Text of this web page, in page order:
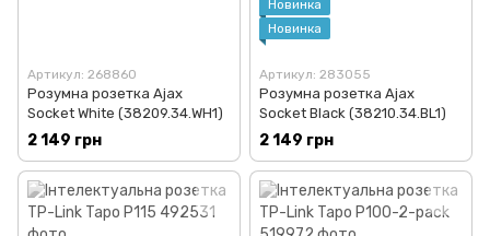
Артикул: 268860
Розумна розетка Ajax
Socket White (38209.34.WH1)
2 149 грн
Новинка
Новинка
Артикул: 283055
Розумна розетка Ajax
Socket Black (38210.34.BL1)
2 149 грн